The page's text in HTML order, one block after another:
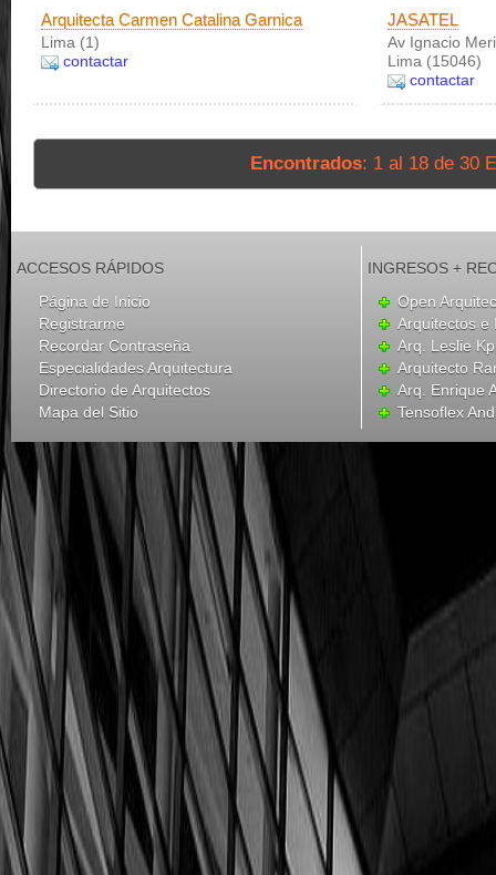
Arquitecta Carmen Catalina Garnica
Lima (1)
contactar
JASATEL
Av Ignacio
Lima (15046)
contactar
Encontrados: 1 al 18 de 30
ACCESOS RÁPIDOS
Página de Inicio
Registrarme
Recordar Contraseña
Especialidades Arquitectura
Directorio de Arquitectos
Mapa del Sitio
INGRESOS +
Open
Arquitectos e
Arq. Leslie
Arquitecto
Arq. Enrique
Tensoflex